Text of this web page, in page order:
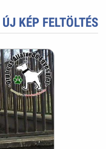
ÚJ KÉP FELTÖLTÉS